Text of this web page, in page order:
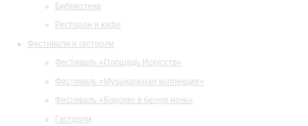
Библиотека
Ресторан и кафе
Фестивали и гастроли
Фестиваль «Площадь Искусств»
Фестиваль «Музыкальная коллекция»
Фестиваль «Барокко в белую ночь»
Гастроли